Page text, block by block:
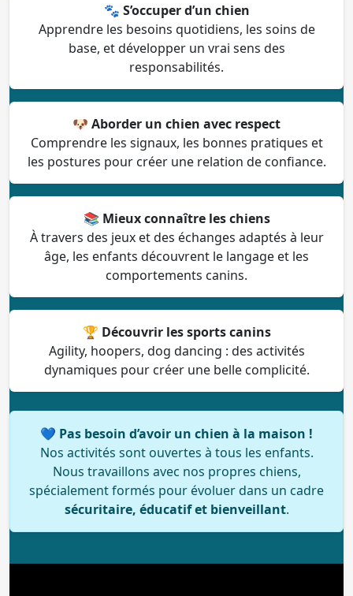
🐾 S’occuper d’un chien
Apprendre les besoins quotidiens, les soins de
base, et développer un vrai sens des
responsabilités.
🐶 Aborder un chien avec respect
Comprendre les signaux, les bonnes pratiques et
les postures pour créer une relation de confiance.
📚 Mieux connaître les chiens
À travers des jeux et des échanges adaptés à leur
âge, les enfants découvrent le langage et les
comportements canins.
🏆 Découvrir les sports canins
Agility, hoopers, dog dancing : des activités
dynamiques pour créer une belle complicité.
💙 Pas besoin d’avoir un chien à la maison !
Nos activités sont ouvertes à tous les enfants.
Nous travaillons avec nos propres chiens,
spécialement formés pour évoluer dans un cadre
sécuritaire, éducatif et bienveillant.